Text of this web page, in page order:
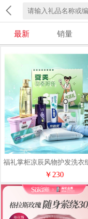
最新 销量
福礼掌柜凉辰风物护发洗衣
装
￥230